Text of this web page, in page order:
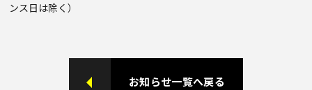
ンス日は除く）
お知らせ一覧へ戻る